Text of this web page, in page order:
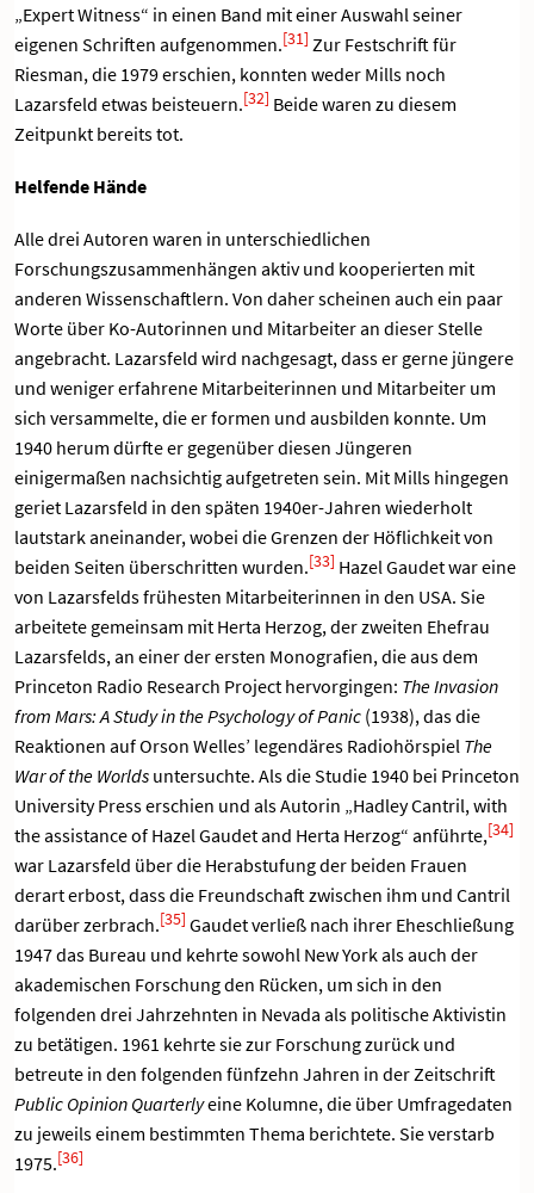
„Expert Witness“ in einen Band mit einer Auswahl seiner
eigenen Schriften aufgenommen.[31] Zur Festschrift für
Riesman, die 1979 erschien, konnten weder Mills noch
Lazarsfeld etwas beisteuern.[32] Beide waren zu diesem
Zeitpunkt bereits tot.
Helfende Hände
Alle drei Autoren waren in unterschiedlichen
Forschungszusammenhängen aktiv und kooperierten mit
anderen Wissenschaftlern. Von daher scheinen auch ein paar
Worte über Ko-Autorinnen und Mitarbeiter an dieser Stelle
angebracht. Lazarsfeld wird nachgesagt, dass er gerne jüngere
und weniger erfahrene Mitarbeiterinnen und Mitarbeiter um
sich versammelte, die er formen und ausbilden konnte. Um
1940 herum dürfte er gegenüber diesen Jüngeren
einigermaßen nachsichtig aufgetreten sein. Mit Mills hingegen
geriet Lazarsfeld in den späten 1940er-Jahren wiederholt
lautstark aneinander, wobei die Grenzen der Höflichkeit von
beiden Seiten überschritten wurden.[33] Hazel Gaudet war eine
von Lazarsfelds frühesten Mitarbeiterinnen in den USA. Sie
arbeitete gemeinsam mit Herta Herzog, der zweiten Ehefrau
Lazarsfelds, an einer der ersten Monografien, die aus dem
Princeton Radio Research Project hervorgingen: The Invasion
from Mars: A Study in the Psychology of Panic (1938), das die
Reaktionen auf Orson Welles’ legendäres Radiohörspiel The
War of the Worlds untersuchte. Als die Studie 1940 bei Princeton
University Press erschien und als Autorin „Hadley Cantril, with
the assistance of Hazel Gaudet and Herta Herzog“ anführte,[34]
war Lazarsfeld über die Herabstufung der beiden Frauen
derart erbost, dass die Freundschaft zwischen ihm und Cantril
darüber zerbrach.[35] Gaudet verließ nach ihrer Eheschließung
1947 das Bureau und kehrte sowohl New York als auch der
akademischen Forschung den Rücken, um sich in den
folgenden drei Jahrzehnten in Nevada als politische Aktivistin
zu betätigen. 1961 kehrte sie zur Forschung zurück und
betreute in den folgenden fünfzehn Jahren in der Zeitschrift
Public Opinion Quarterlyeine Kolumne, die über Umfragedaten
zu jeweils einem bestimmten Thema berichtete. Sie verstarb
1975.[36]